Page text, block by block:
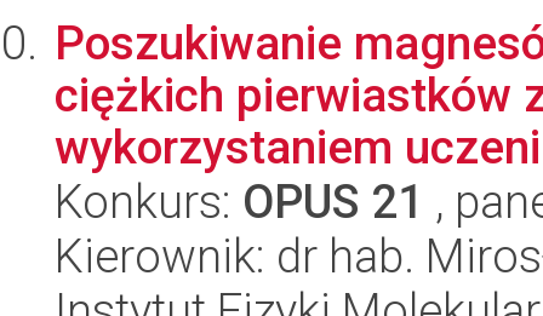
Poszukiwanie
ciężkich pierwiastków
wykorzystaniem
Konkurs: OPUS 21 ,
Kierownik: dr hab.